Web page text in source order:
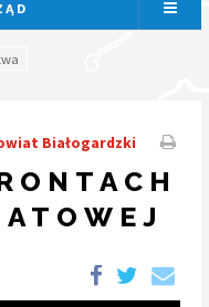
Białogardzki